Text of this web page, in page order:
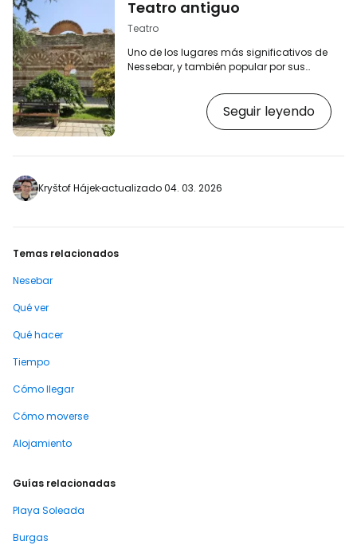
Teatro antiguo
Teatro
Uno de los lugares más significativos de
Nessebar, y también popular por sus
playa en Nessebar"
https://booking.com/city/bg/nesebur.en-
utilizaba para reuniones de los
ciudadanos, votaciones sobre
Seguir leyendo
Kryštof Hájekactualizado 04. 03. 2026
Temas relacionados
Nesebar
Qué ver
Qué hacer
Tiempo
Cómo llegar
Cómo moverse
Alojamiento
Guías relacionadas
Playa Soleada
Burgas